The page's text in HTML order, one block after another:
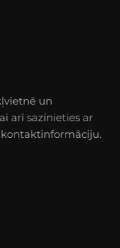
un
arī sazinieties ar